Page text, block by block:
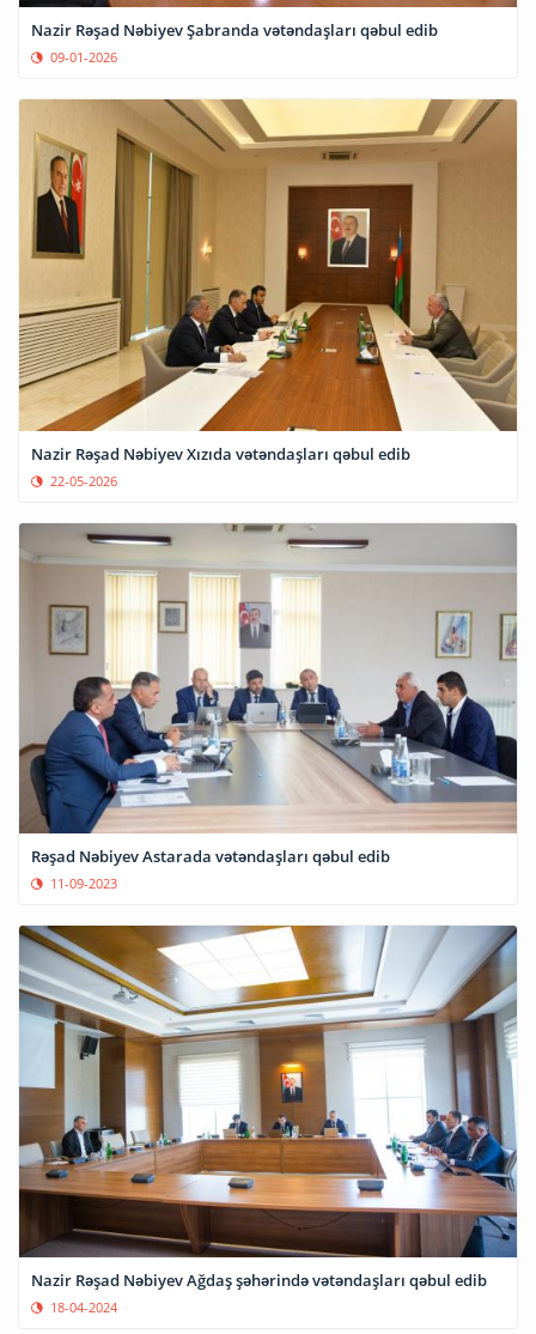
Nazir Rəşad Nəbiyev Şabranda vətəndaşları qəbul edib
09-01-2026
Nazir Rəşad Nəbiyev Xızıda vətəndaşları qəbul edib
22-05-2026
Rəşad Nəbiyev Astarada vətəndaşları qəbul edib
11-09-2023
Nazir Rəşad Nəbiyev Ağdaş şəhərində vətəndaşları qəbul edib
18-04-2024